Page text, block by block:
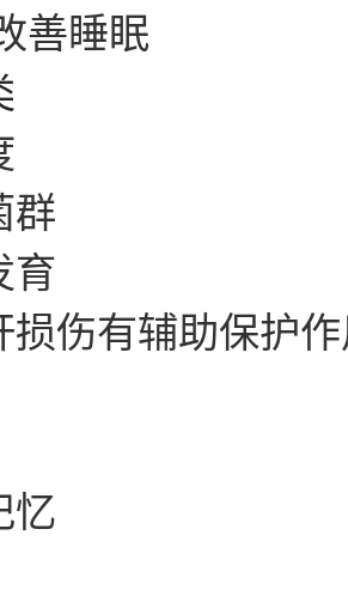
善睡眠
群
育
损伤有辅助保护
忆